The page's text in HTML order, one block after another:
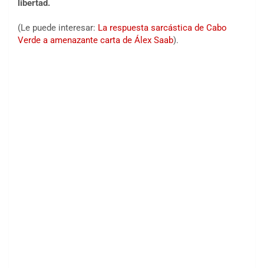
libertad.
(Le puede interesar: La respuesta sarcástica de Cabo
Verde a amenazante carta de Álex Saab).